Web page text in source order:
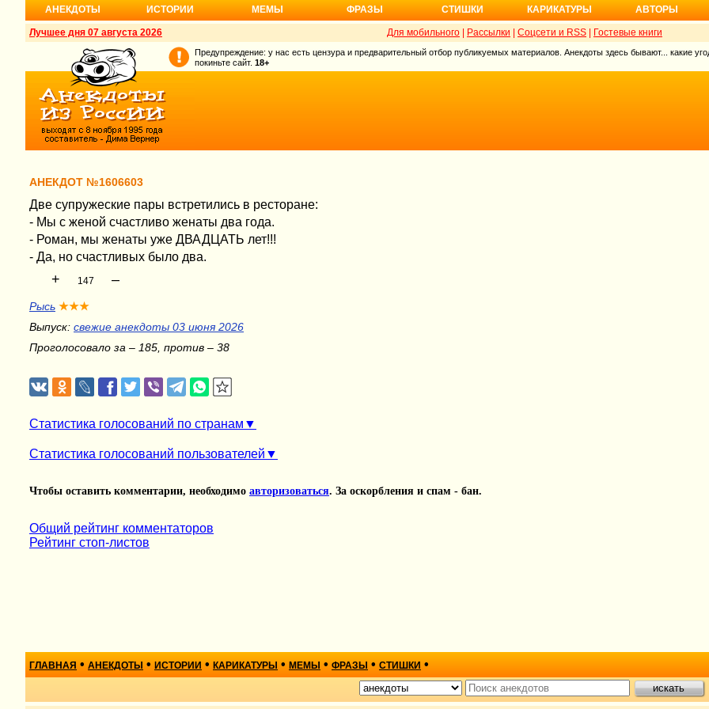
АНЕКДОТЫ ИСТОРИИ МЕМЫ ФРАЗЫ СТИШКИ КАРИКАТУРЫ АВТОРЫ
Лучшее дня 07 августа 2026 Для мобильного Рассылки Соцсети и RSS Гостевые книги
Предупреждение: у нас есть цензура и предварительный отбор публикуемых материалов. Анекдоты здесь бывают... какие
покиньте сайт. 18+
АНЕКДОТ №1606603
Две супружеские пары встретились в ресторане:
- Мы с женой счастливо женаты два года.
- Роман, мы женаты уже ДВАДЦАТЬ лет!!!
- Да, но счастливых было два.
+ 147 –
Рысь ★★★
Выпуск: свежие анекдоты 03 июня 2026
Проголосовало за – 185, против – 38
Статистика голосований по странам
Статистика голосований пользователей
Чтобы оставить комментарии, необходимо авторизоваться. За оскорбления и спам - бан.
Общий рейтинг комментаторов
Рейтинг стоп-листов
ГЛАВНАЯ • АНЕКДОТЫ • ИСТОРИИ • КАРИКАТУРЫ • МЕМЫ • ФРАЗЫ • СТИШКИ •